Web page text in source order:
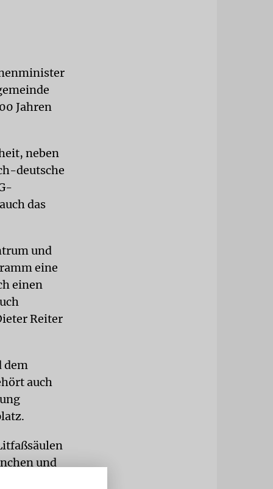
Jahren
neben
deutsche
das
und
eine
einen
Reiter
dem
auch
und